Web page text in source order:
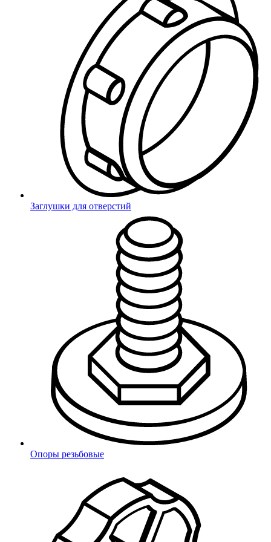
Заглушки для отверстий
Опоры резьбовые
и отлично знает рынок. Мы знаем что важно для покупателей
и как сделать так, чтобы вам было удобно с нами работать.
Сплоченная команда
Многолетний опыт работы
Понимание ваших потребностей
Быстрая обработка заказов
Наше производство